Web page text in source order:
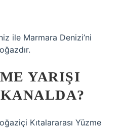
ile Marmara Denizi’ni
YARIŞI
Kıtalararası Yüzme